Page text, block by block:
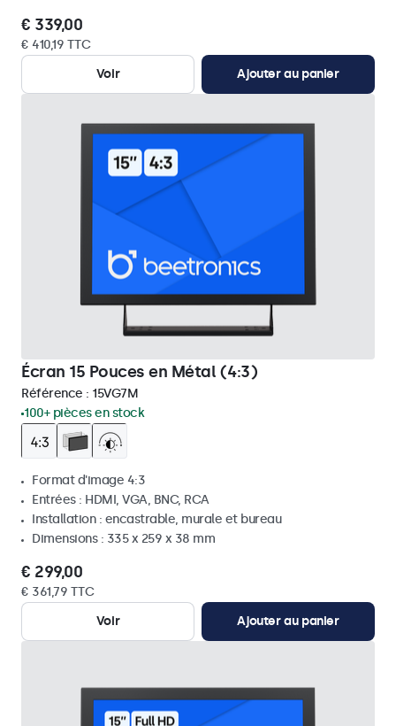
€ 339,00
€ 410,19 TTC
Voir
Ajouter au panier
Écran 15 Pouces en Métal (4:3)
Référence : 15VG7M
100+ pièces en stock
Format d'image 4:3
Entrées : HDMI, VGA, BNC, RCA
Installation : encastrable, murale et bureau
Dimensions : 335 x 259 x 38 mm
€ 299,00
€ 361,79 TTC
Voir
Ajouter au panier